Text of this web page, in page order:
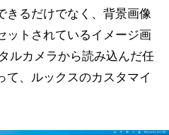
きるだけでなく、背景画像
ットされているイメージ画
ルカメラから読み込んだ任
て、ルックスのカスタマイ